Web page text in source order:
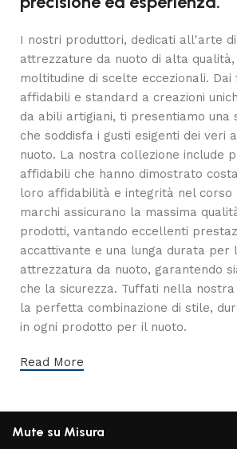
I nostri produttori, dedicati all'arte
attrezzature da nuoto di alta
moltitudine di scelte eccezionali. Dai
affidabili e standard a creazioni
da abili artigiani, ti presentiamo una
che soddisfa i gusti esigenti dei veri
nuoto. La nostra collezione include
affidabili che hanno dimostrato
loro affidabilità e integrità nel corso
marchi assicurano la massima
prodotti, vantando eccellenti
accattivante e una lunga durata per
attrezzatura da nuoto, garantendo
che la sicurezza. Tuffati nella nostra
la perfetta combinazione di stile,
in ogni prodotto per il nuoto.
Read More
Mute su Misura